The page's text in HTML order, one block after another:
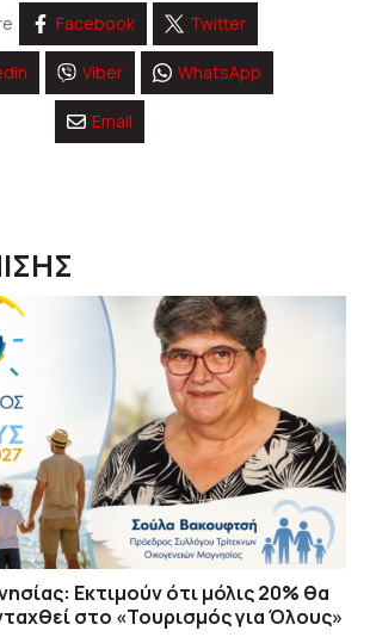
Facebook Twitter
Viber WhatsApp
Email
Εκτιμούν ότι μόλις 20% θα
στο «Τουρισμός για Όλους»